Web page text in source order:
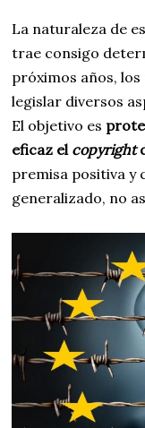
La naturaleza de
trae consigo
próximos años,
legislar diversos
El objetivo es
eficaz el copyright
premisa positiva y
generalizado, no